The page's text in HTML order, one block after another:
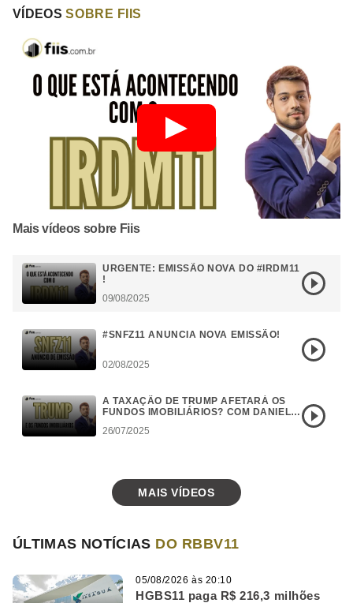
VÍDEOSSOBRE FIIS
Mais vídeos sobre Fiis
URGENTE: EMISSÃO NOVA DO #IRDM11
!
09/08/2025
#SNFZ11 ANUNCIA NOVA EMISSÃO!
02/08/2025
A TAXAÇÃO DE TRUMP AFETARÁ OS
FUNDOS IMOBILIÁRIOS? COM DANIEL
26/07/2025
MAIS VÍDEOS
ÚLTIMAS NOTÍCIAS DO RBBV11
HGBS11 paga R$ 216,3 milhões
05/08/2026 às 20:10